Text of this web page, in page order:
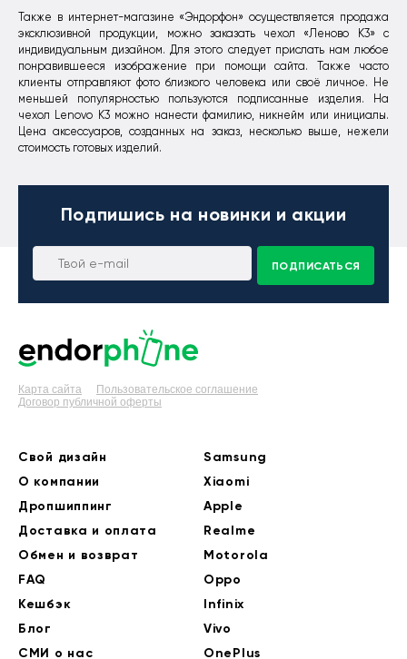
Также в интернет-магазине «Эндорфон» осуществляется продажа
эксклюзивной продукции, можно заказать чехол «Леново К3» с
индивидуальным дизайном. Для этого следует прислать нам любое
понравившееся изображение при помощи сайта. Также часто
клиенты отправляют фото близкого человека или своё личное. Не
меньшей популярностью пользуются подписанные изделия. На
чехол Lenovo K3 можно нанести фамилию, никнейм или инициалы.
Цена аксессуаров, созданных на заказ, несколько выше, нежели
стоимость готовых изделий.
Подпишись на новинки и акции
ПОДПИСАТЬСЯ
Карта сайта
Пользовательское соглашение
Договор публичной оферты
Свой дизайн
О компании
Дропшиппинг
Доставка и оплата
Обмен и возврат
FAQ
Кешбэк
Блог
СМИ о нас
Samsung
Xiaomi
Apple
Realme
Motorola
Oppo
Infinix
Vivo
OnePlus